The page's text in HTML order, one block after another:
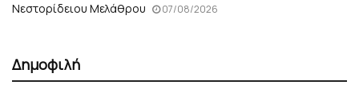
Νεστορίδειου Μελάθρου
07/08/2026
Δημοφιλή